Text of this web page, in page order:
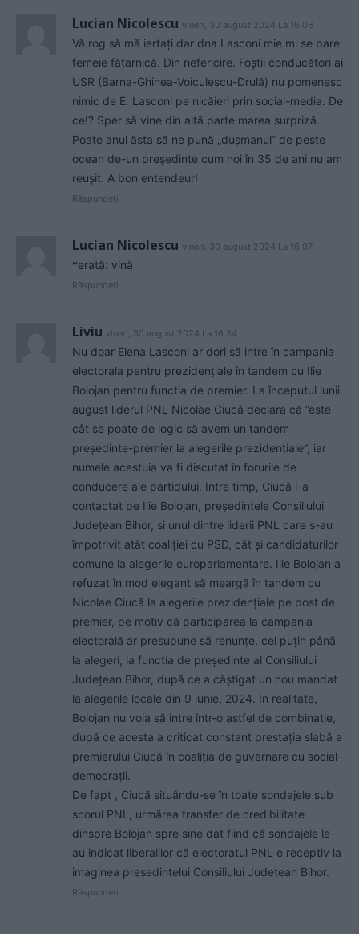
Lucian Nicolescu vineri, 30 august 2024 La 16.06
Vă rog să mă iertați dar dna Lasconi mie mi se pare
femeie fățarnică. Din nefericire. Foștii conducători ai
USR (Barna-Ghinea-Voiculescu-Drulă) nu pomenesc
nimic de E. Lasconi pe nicăieri prin social-media. De
ce!? Sper să vine din altă parte marea surpriză.
Poate anul ăsta să ne pună „dușmanul” de peste
ocean de-un președinte cum noi în 35 de ani nu am
reușit. A bon entendeur!
Răspundeți
Lucian Nicolescu vineri, 30 august 2024 La 16.07
*erată: vină
Răspundeți
Liviu vineri, 30 august 2024 La 16.34
Nu doar Elena Lasconi ar dori să intre în campania
electorala pentru prezidențiale în tandem cu Ilie
Bolojan pentru functia de premier. La începutul lunii
august liderul PNL Nicolae Ciucă declara că ”este
cât se poate de logic să avem un tandem
preşedinte-premier la alegerile prezidențiale”, iar
numele acestuia va fi discutat în forurile de
conducere ale partidului. Intre timp, Ciucă l-a
contactat pe Ilie Bolojan, președintele Consiliului
Județean Bihor, si unul dintre liderii PNL care s-au
împotrivit atât coaliției cu PSD, cât și candidaturilor
comune la alegerile europarlamentare. Ilie Bolojan a
refuzat în mod elegant să meargă în tandem cu
Nicolae Ciucă la alegerile prezidențiale pe post de
premier, pe motiv că participarea la campania
electorală ar presupune să renunțe, cel puțin până
la alegeri, la funcția de președinte al Consiliului
Județean Bihor, după ce a câștigat un nou mandat
la alegerile locale din 9 iunie, 2024. In realitate,
Bolojan nu voia să intre într-o astfel de combinatie,
după ce acesta a criticat constant prestația slabă a
premierului Ciucă în coaliția de guvernare cu social-
democrații.
De fapt , Ciucă situându-se în toate sondajele sub
scorul PNL, urmărea transfer de credibilitate
dinspre Bolojan spre sine dat fiind că sondajele le-
au indicat liberalilor că electoratul PNL e receptiv la
imaginea președintelui Consiliului Județean Bihor.
Răspundeți